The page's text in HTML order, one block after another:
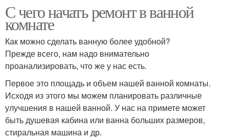
С чего начать ремонт в ванной
комнате
Как можно сделать ванную более удобной?
Прежде всего, нам надо внимательно
проанализировать, что же у нас есть.
Первое это площадь и объем нашей ванной комнаты.
Исходя из этого мы можем планировать различные
улучшения в нашей ванной. У нас на примете может
быть душевая кабина или ванна больших размеров,
стиральная машина и др.